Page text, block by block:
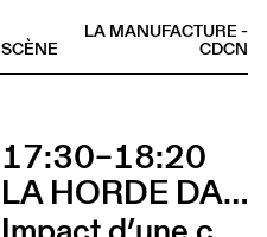
LA MANUFACTURE -
CDCN
SCÈNE
17:30–18:20
LA HORDE DANS LES PAVÉS